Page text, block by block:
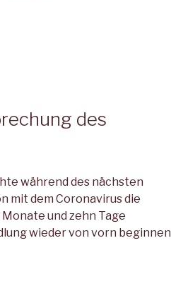
des
während des nächsten
mit dem Coronavirus die
und zehn Tage
wieder von vorn beginnen